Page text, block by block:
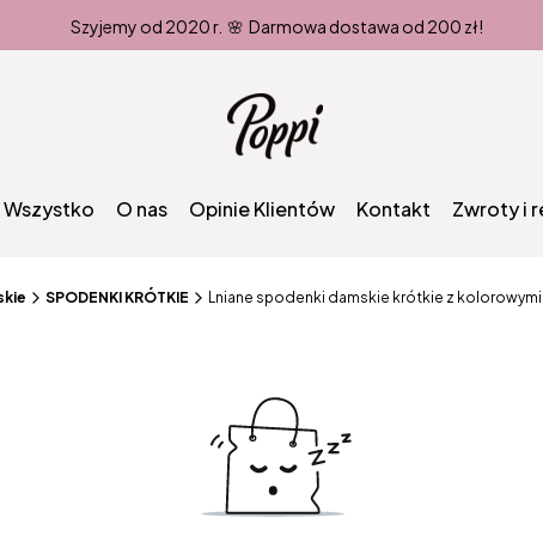
Szyjemy od 2020 r. 🌸 Darmowa dostawa od 200 zł!
Wszystko O nas Opinie Klientów Kontakt Zwroty i
SPODENKI KRÓTKIE Lniane spodenki damskie krótkie z